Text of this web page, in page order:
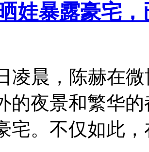
娃暴露豪宅
凌晨，陈赫在
的夜景和繁华
宅。不仅如此